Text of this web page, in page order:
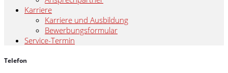
Karriere
Karriere und Ausbildung
Bewerbungsformular
Service-Termin
Telefon